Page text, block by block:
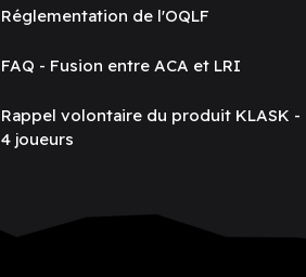
Réglementation de l'OQLF
FAQ - Fusion entre ACA et LRI
Rappel volontaire du produit KLASK -
4 joueurs